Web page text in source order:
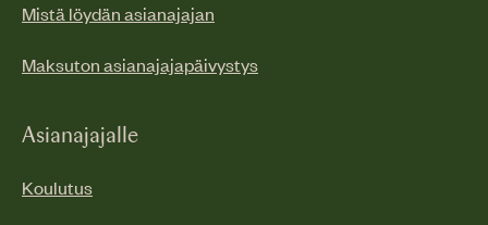
Mistä löydän asianajajan
Maksuton asianajajapäivystys
Asianajajalle
Koulutus